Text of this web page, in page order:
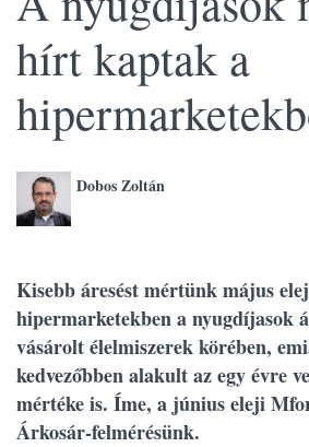
hírt kaptak a
Dobos Zoltán
Kisebb áresést mértünk május
hipermarketekben a nyugdíjasok
vásárolt élelmiszerek körében,
kedvezőbben alakult az egy évre
mértéke is. Íme, a június eleji
Árkosár-felmérésünk.